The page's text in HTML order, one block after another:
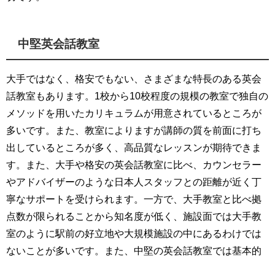
中堅英会話教室
大手ではなく、格安でもない、さまざまな特長のある英会
話教室もあります。1校から10校程度の規模の教室で独自の
メソッドを用いたカリキュラムが用意されているところが
多いです。また、教室によりますが講師の質を前面に打ち
出しているところが多く、高品質なレッスンが期待できま
す。また、大手や格安の英会話教室に比べ、カウンセラー
やアドバイザーのような日本人スタッフとの距離が近く丁
寧なサポートを受けられます。 一方で、大手教室と比べ拠
点数が限られることから知名度が低く、施設面では大手教
室のように駅前の好立地や大規模施設の中にあるわけでは
ないことが多いです。また、中堅の英会話教室では基本的